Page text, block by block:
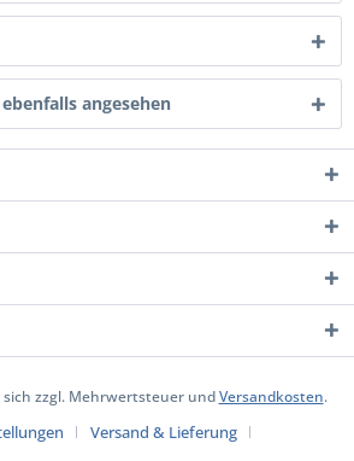
angesehen
zzgl. Mehrwertsteuer undVersandkosten.
Versand & Lieferung